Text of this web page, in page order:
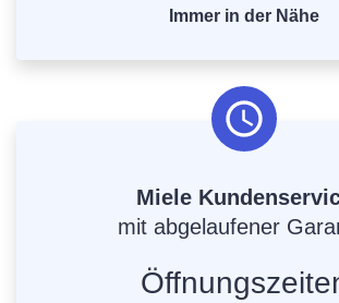
Immer in der Nähe
Miele
mit abgelaufener